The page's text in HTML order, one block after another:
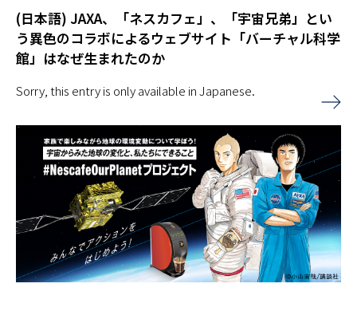
(日本語) JAXA、「ネスカフェ」、「宇宙兄弟」とい
う異色のコラボによるウェブサイト「バーチャル科学
館」はなぜ生まれたのか
Sorry, this entry is only available in Japanese.